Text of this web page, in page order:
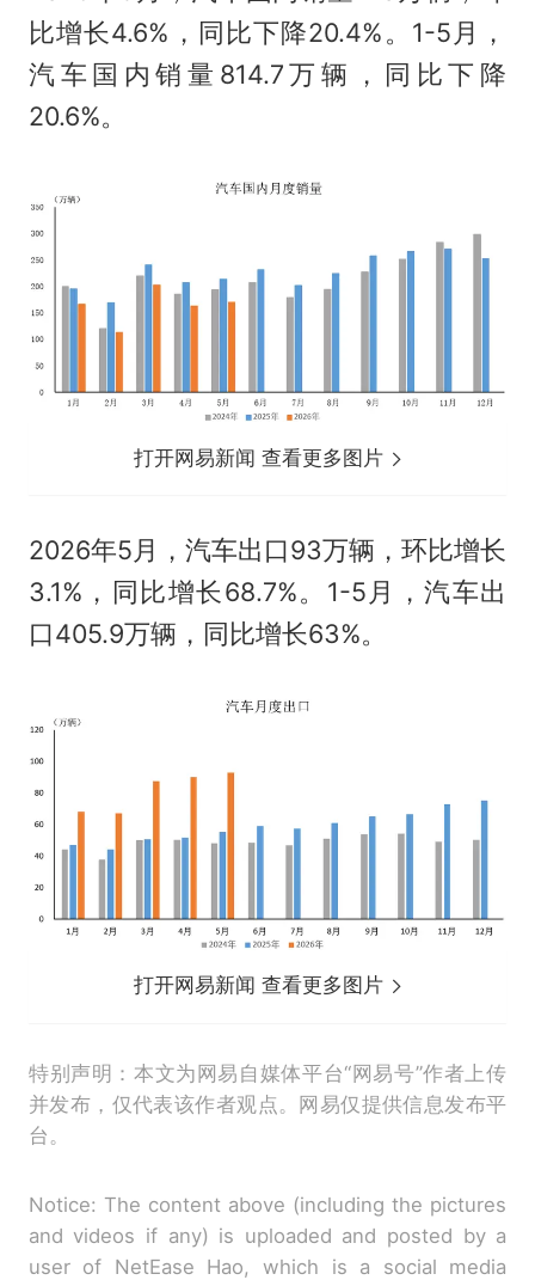
比增长4.6%，同比下降20.4%。1-5月，
汽车国内销量814.7万辆，同比下降
20.6%。
打开网易新闻 查看更多图片
2026年5月，汽车出口93万辆，环比增长
3.1%，同比增长68.7%。1-5月，汽车出
口405.9万辆，同比增长63%。
打开网易新闻 查看更多图片
特别声明：本文为网易自媒体平台“网易号”作者上传
并发布，仅代表该作者观点。网易仅提供信息发布平
台。
Notice: The content above (including the pictures
and videos if any) is uploaded and posted by a
user of NetEase Hao, which is a social media